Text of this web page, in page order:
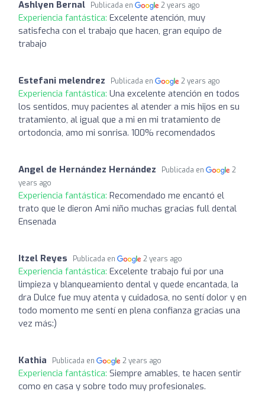
Ashlyen Bernal Publicada en 2 years ago
Experiencia fantástica: Excelente atención, muy
satisfecha con el trabajo que hacen, gran equipo de
trabajo
Estefani melendrez Publicada en 2 years ago
Experiencia fantástica: Una excelente atención en todos
los sentidos, muy pacientes al atender a mis hijos en su
tratamiento, al igual que a mi en mi tratamiento de
ortodoncia, amo mi sonrisa. 100% recomendados
Angel de Hernández Hernández Publicada en
2
years ago
Experiencia fantástica: Recomendado me encantó el
trato que le dieron Ami niño muchas gracias full dental
Ensenada
Itzel Reyes Publicada en 2 years ago
Experiencia fantástica: Excelente trabajo fui por una
limpieza y blanqueamiento dental y quede encantada, la
dra Dulce fue muy atenta y cuidadosa, no sentí dolor y en
todo momento me sentí en plena confianza gracias una
vez más:)
Kathia Publicada en 2 years ago
Experiencia fantástica: Siempre amables, te hacen sentir
como en casa y sobre todo muy profesionales.